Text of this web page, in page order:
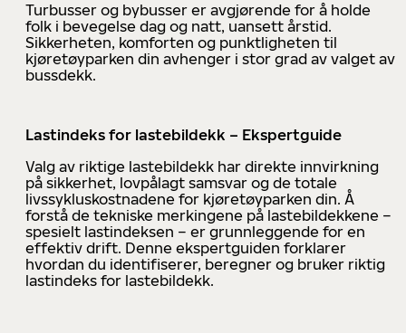
Turbusser og bybusser er avgjørende for å holde
folk i bevegelse dag og natt, uansett årstid.
Sikkerheten, komforten og punktligheten til
kjøretøyparken din avhenger i stor grad av valget av
bussdekk.
Lastindeks for lastebildekk – Ekspertguide
Valg av riktige lastebildekk har direkte innvirkning
på sikkerhet, lovpålagt samsvar og de totale
livssykluskostnadene for kjøretøyparken din. Å
forstå de tekniske merkingene på lastebildekkene –
spesielt lastindeksen – er grunnleggende for en
effektiv drift. Denne ekspertguiden forklarer
hvordan du identifiserer, beregner og bruker riktig
lastindeks for lastebildekk.